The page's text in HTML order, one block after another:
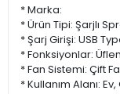
* Marka:
* Ürün Tipi: Şarjlı
* Şarj Girişi: USB
* Fonksiyonlar:
* Fan Sistemi: Çift
* Kullanım Alanı: